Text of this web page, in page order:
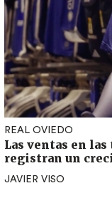
REAL OVIEDO
Las ventas en
registran un
JAVIER VISO